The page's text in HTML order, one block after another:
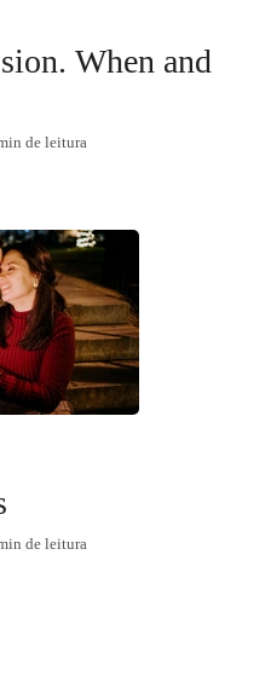
When and
de leitura
de leitura